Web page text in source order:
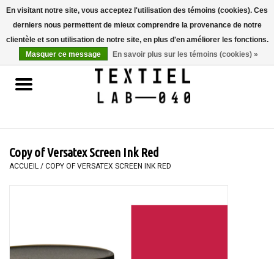
Accueil
LIVRES
PEINTURE
Copy of Versatex Screen Ink Red
ACCUEIL / COPY OF VERSATEX SCREEN INK RED
En visitant notre site, vous acceptez l'utilisation des témoins (cookies). Ces
derniers nous permettent de mieux comprendre la provenance de notre
clientèle et son utilisation de notre site, en plus d'en améliorer les fonctions.
Masquer ce message
En savoir plus sur les témoins (cookies) »